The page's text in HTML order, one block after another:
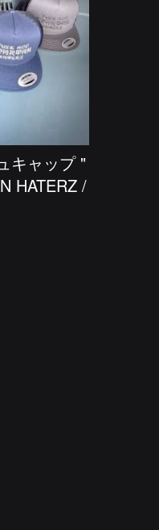
キャップ "
HATERZ /